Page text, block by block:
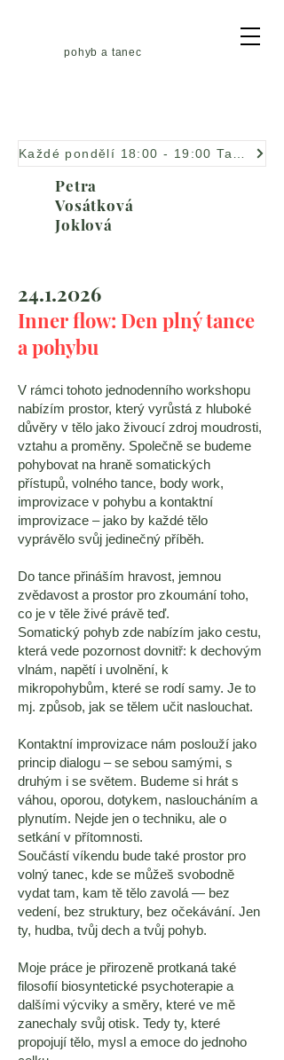
pohyb a tanec
Petra
Vosátková
Joklová
24.1.2026
Inner flow: Den plný tance
a pohybu
V rámci tohoto jednodenního workshopu
nabízím prostor, který vyrůstá z hluboké
důvěry v tělo jako živoucí zdroj moudrosti,
vztahu a proměny. Společně se budeme
pohybovat na hraně somatických
přístupů, volného tance, body work,
improvizace v pohybu a kontaktní
improvizace – jako by každé tělo
vyprávělo svůj jedinečný příběh.
Do tance přináším hravost, jemnou
zvědavost a prostor pro zkoumání toho,
co je v těle živé právě teď.
Somatický pohyb zde nabízím jako cestu,
která vede pozornost dovnitř: k dechovým
vlnám, napětí i uvolnění, k
mikropohybům, které se rodí samy. Je to
mj. způsob, jak se tělem učit naslouchat.
Kontaktní improvizace nám poslouží jako
princip dialogu – se sebou samými, s
druhým i se světem. Budeme si hrát s
váhou, oporou, dotykem, nasloucháním a
plynutím. Nejde jen o techniku, ale o
setkání v přítomnosti.
Součástí víkendu bude také prostor pro
volný tanec, kde se můžeš svobodně
vydat tam, kam tě tělo zavolá — bez
vedení, bez struktury, bez očekávání. Jen
ty, hudba, tvůj dech a tvůj pohyb.
Moje práce je přirozeně protkaná také
filosofií biosyntetické psychoterapie a
dalšími výcviky a směry, které ve mě
zanechaly svůj otisk. Tedy ty, které
propojují tělo, mysl a emoce do jednoho